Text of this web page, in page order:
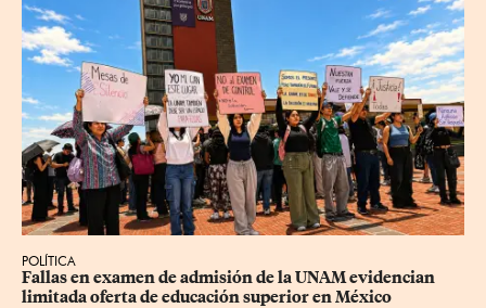
POLÍTICA
Fallas en examen de admisión de la UNAM evidencian
limitada oferta de educación superior en México